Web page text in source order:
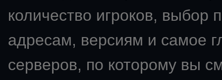
количество игроков,
адресам, версиям и самое
серверов, по которому вы